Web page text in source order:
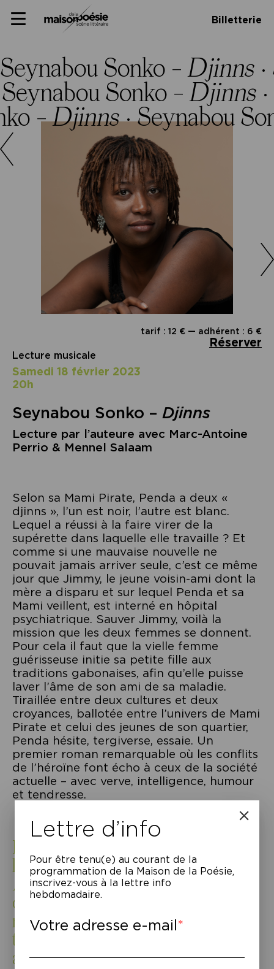
Panneau de gestion des cookies
to
littéraire
Primary
Billetterie
Seynabou Sonko – Djinns ·
Seynabou Sonko – Djinns ·
–Djinns·Seynabou
tarif : 12 € — adhérent : 6 €
Réserver
Lecture musicale
samedi 18 février 2023
20h
Seynabou Sonko – Djinns
Lecture par l’auteure avec Marc-Antoine
Perrio & Mennel Salaam
Selon sa Mami Pirate, Penda a deux «
djinns », l’un est noir, l’autre est blanc.
Lequel a réussi à la faire virer de la
supérette dans laquelle elle travaille ? Et
comme si une mauvaise nouvelle ne
pouvait jamais arriver seule, c’est ce même
jour que Jimmy, le jeune voisin-ami dont la
mère a disparu et sur lequel Penda et sa
Mami veillent, est interné en hôpital
psychiatrique. Sauver Jimmy, voilà la
mission que les deux femmes se donnent.
Pour cela il faut que la vielle femme
guérisseuse initie sa petite fille aux
traditions gabonaises, afin qu’elle puisse
laver l’âme de son ami de sa maladie.
Tiraillée entre deux cultures et deux
croyances, ballotée entre l’univers de Mami
Pirate et celui des jeunes de son quartier,
Penda hésite, tergiverse, essaie. Un
premier roman remarquable où les conflits
de l’héroïne font écho à ceux de la société
actuelle – avec verve, intelligence, humour
et tendresse.
La seule chose à faire pour
l’instant c’était d’attendre.
Attendre qu’on le laisse sortir et
qu’il revienne au quartier par lui-
même. Attendre. Un verbe si
tendre ne m’avait jamais paru
aussi cruel.
Lettre d’info
Pour être tenu(e) au courant de la
programmation de la Maison de la Poésie,
inscrivez-vous à la lettre info
hebdomadaire.
Votre adresse e-mail